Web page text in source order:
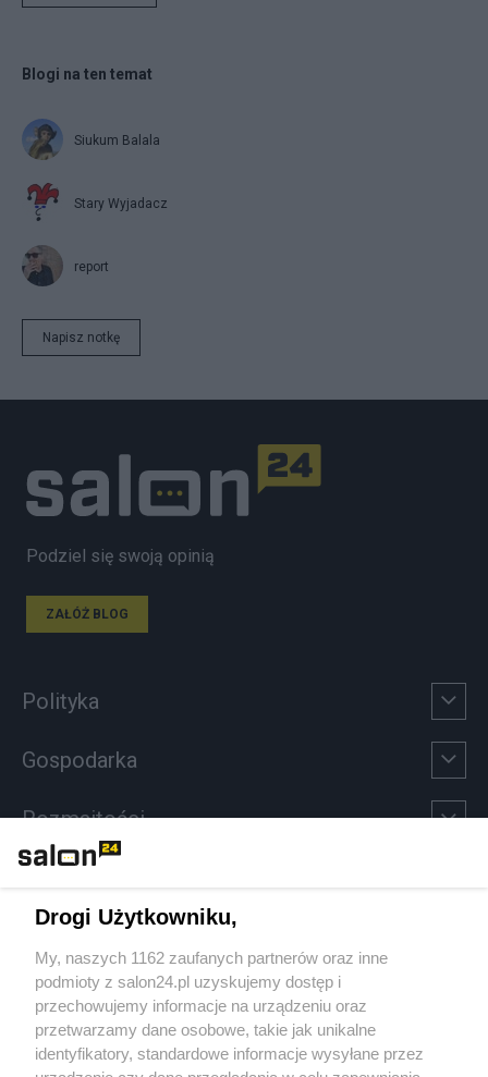
Blogi na ten temat
Siukum Balala
Stary Wyjadacz
report
Napisz notkę
Podziel się swoją opinią
ZAŁÓŻ BLOG
Polityka
Gospodarka
Rozmaitości
Sport
Społeczeństwo
Kultura
Drogi Użytkowniku,
My, naszych 1162 zaufanych partnerów oraz inne
podmioty z salon24.pl uzyskujemy dostęp i
przechowujemy informacje na urządzeniu oraz
przetwarzamy dane osobowe, takie jak unikalne
identyfikatory, standardowe informacje wysyłane przez